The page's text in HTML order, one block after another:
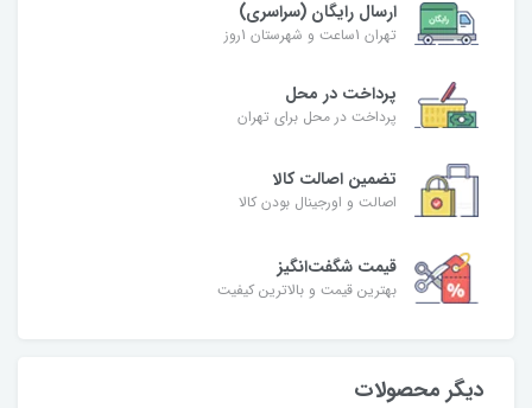
ارسال رایگان (سراسری)
تهران 1ساعت و شهرستان 1روز
پرداخت در محل
پرداخت در محل برای تهران
تضمین اصالت کالا
اصالت و اورجینال بودن کالا
قیمت شگفت‌انگیز
بهترین قیمت و بالاترین کیفیت
دیگر محصولات